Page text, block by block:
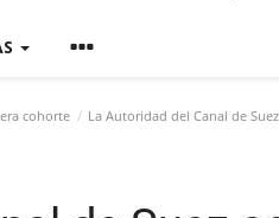
cohorte La Autoridad del Canal de